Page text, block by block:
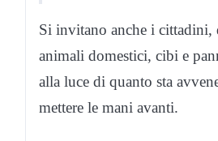
Si invitano anche i cittadini,
animali domestici, cibi e
alla luce di quanto sta
mettere le mani avanti.